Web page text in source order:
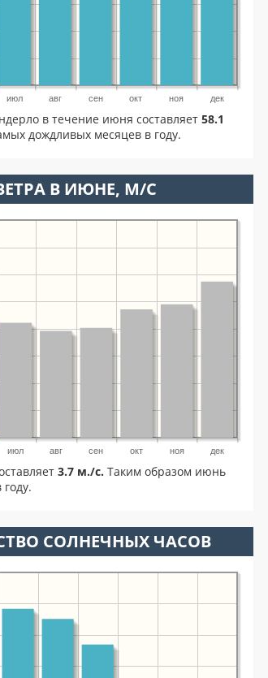
июл авг сен окт ноя дек
в течение июня составляет 58.1
дождливых месяцев в году.
В ИЮНЕ, М/С
июл авг сен окт ноя дек
3.7 м./с. Таким образом июнь
СОЛНЕЧНЫХ ЧАСОВ